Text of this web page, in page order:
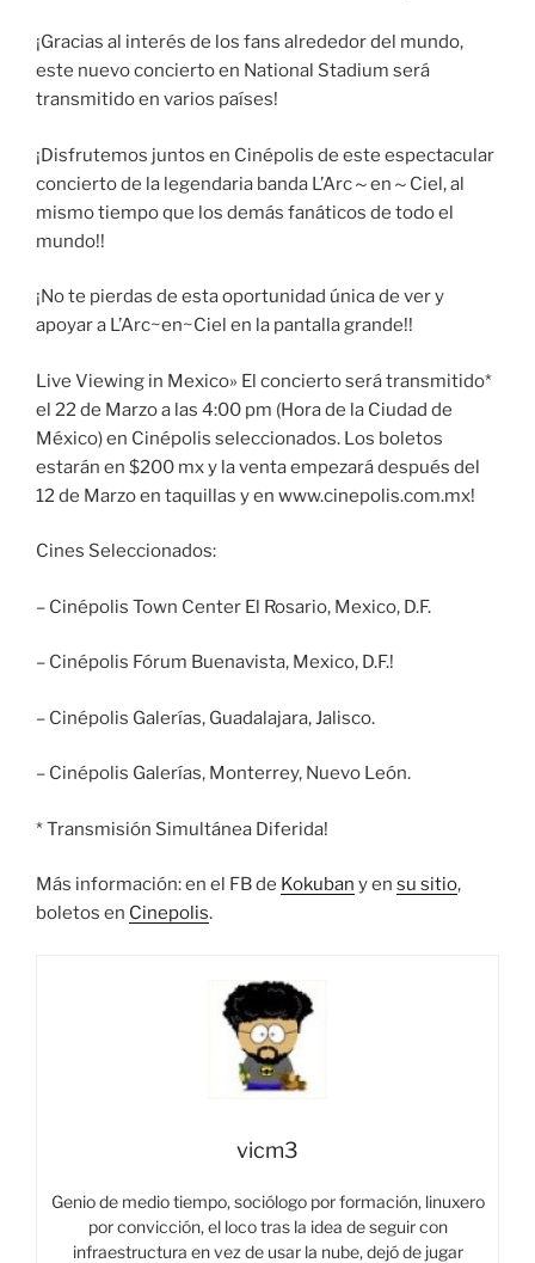
¡Gracias al interés de los fans alrededor del mundo,
este nuevo concierto en National Stadium será
transmitido en varios países!
¡Disfrutemos juntos en Cinépolis de este espectacular
concierto de la legendaria banda L’Arc～en～Ciel, al
mismo tiempo que los demás fanáticos de todo el
mundo!!
¡No te pierdas de esta oportunidad única de ver y
apoyar a L’Arc~en~Ciel en la pantalla grande!!
Live Viewing in Mexico» El concierto será transmitido*
el 22 de Marzo a las 4:00 pm (Hora de la Ciudad de
México) en Cinépolis seleccionados. Los boletos
estarán en $200 mx y la venta empezará después del
12 de Marzo en taquillas y en www.cinepolis.com.mx!
Cines Seleccionados:
– Cinépolis Town Center El Rosario, Mexico, D.F.
– Cinépolis Fórum Buenavista, Mexico, D.F.!
– Cinépolis Galerías, Guadalajara, Jalisco.
– Cinépolis Galerías, Monterrey, Nuevo León.
* Transmisión Simultánea Diferida!
Más información: en el FB de Kokuban y en su sitio,
boletos en Cinepolis.
vicm3
Genio de medio tiempo, sociólogo por formación, linuxero
por convicción, el loco tras la idea de seguir con
infraestructura en vez de usar la nube, dejó de jugar